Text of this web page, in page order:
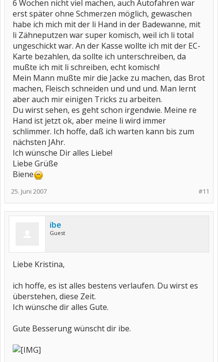
6 Wochen nicht viel machen, auch Autofahren war
erst später ohne Schmerzen möglich, gewaschen
habe ich mich mit der li Hand in der Badewanne, mit
li Zähneputzen war super komisch, weil ich li total
ungeschickt war. An der Kasse wollte ich mit der EC-
Karte bezahlen, da sollte ich unterschreiben, da
mußte ich mit li schreiben, echt komisch!
Mein Mann mußte mir die Jacke zu machen, das Brot
machen, Fleisch schneiden und und und. Man lernt
aber auch mir einigen Tricks zu arbeiten.
Du wirst sehen, es geht schon irgendwie. Meine re
Hand ist jetzt ok, aber meine li wird immer
schlimmer. Ich hoffe, daß ich warten kann bis zum
nächsten JAhr.
Ich wünsche Dir alles Liebe!
Liebe Grüße
Biene
#11
25. Juni 2007
ibe
Guest
Liebe Kristina,
ich hoffe, es ist alles bestens verlaufen. Du wirst es
überstehen, diese Zeit.
Ich wünsche dir alles Gute.
Gute Besserung wünscht dir ibe.